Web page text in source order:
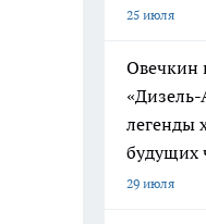
25 июля
Овечкин
«Дизель-
легенды
будущих
29 июля